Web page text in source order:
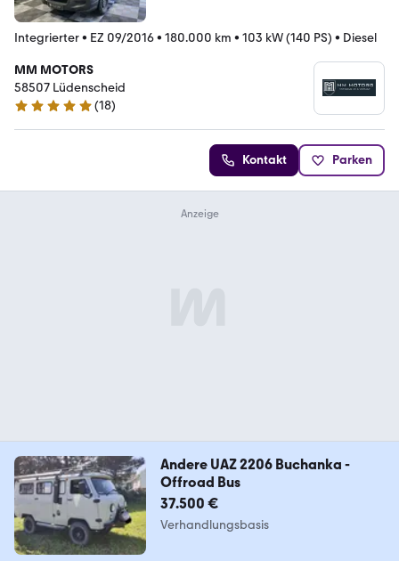
Integrierter• EZ 09/2016• 180.000 km • 103 kW (140 PS) • Diesel
MM MOTORS
58507 Lüdenscheid
4.9 Sterne
(18)
Kontakt Parken
Andere UAZ 2206 Buchanka -
Offroad Bus
37.500 €
Verhandlungsbasis